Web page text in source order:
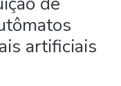
artificiais